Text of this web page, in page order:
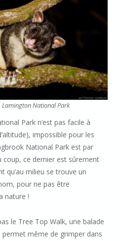
Lamington National Park
Park n’est pas facile à
impossible pour les
National Park est par
coup, ce dernier est sûrement
qu’au milieu se trouve un
pour ne pas être
nature !
le Tree Top Walk, une balade
même de grimper dans